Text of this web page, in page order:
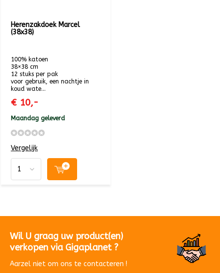
Herenzakdoek Marcel
(38x38)
100% katoen
38×38 cm
12 stuks per pak
voor gebruik, een nachtje in
koud wate...
€ 10,-
Maandag geleverd
Vergelijk
Wil U graag uw product(en)
verkopen via Gigaplanet ?
Aarzel niet om ons te contacteren !